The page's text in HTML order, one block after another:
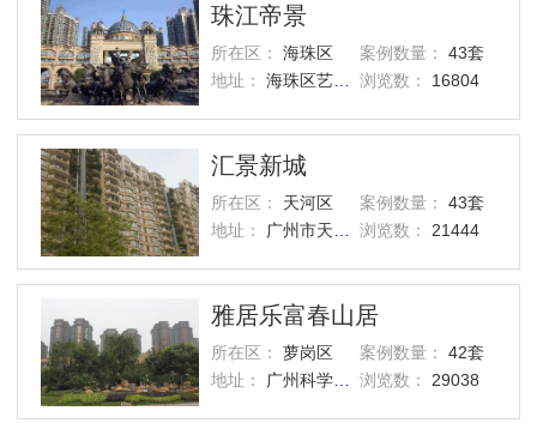
珠江帝景
所在区： 海珠区 案例数量：
43套
地址：
海珠区艺洲路灏景街1号 浏览数： 16804
汇景新城
所在区： 天河区 案例数量：
43套
地址：
广州市天河区汇景路五山街 浏览数： 21444
雅居乐富春山居
所在区： 萝岗区 案例数量：
42套
地址：
广州科学城西区 浏览数： 29038